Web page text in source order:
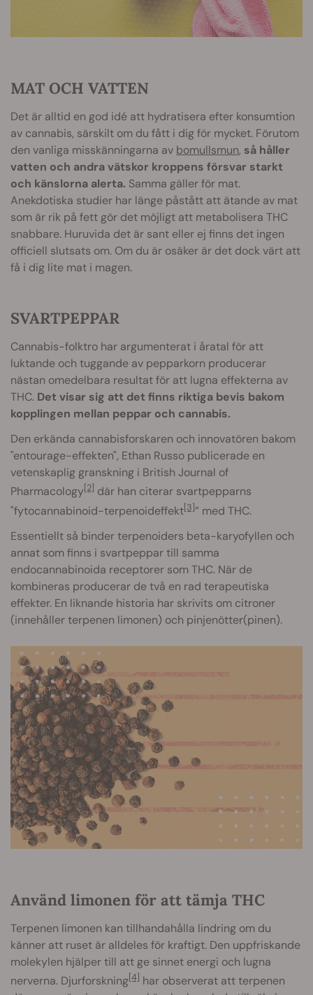
MAT OCH VATTEN
Det är alltid en god idé att hydratisera efter konsumtion
av cannabis, särskilt om du fått i dig för mycket. Förutom
den vanliga misskänningarna av bomullsmun, så håller
vatten och andra vätskor kroppens försvar starkt
och känslorna alerta. Samma gäller för mat.
Anekdotiska studier har länge påstått att ätande av mat
som är rik på fett gör det möjligt att metabolisera THC
snabbare. Huruvida det är sant eller ej finns det ingen
officiell slutsats om. Om du är osäker är det dock värt att
få i dig lite mat i magen.
SVARTPEPPAR
Cannabis-folktro har argumenterat i åratal för att
luktande och tuggande av pepparkorn producerar
nästan omedelbara resultat för att lugna effekterna av
THC. Det visar sig att det finns riktiga bevis bakom
kopplingen mellan peppar och cannabis.
Den erkända cannabisforskaren och innovatören bakom
"entourage-effekten", Ethan Russo publicerade en
vetenskaplig granskning i British Journal of
Pharmacology[2] där han citerar svartpepparns
"fytocannabinoid-terpenoideffekt[3]” med THC.
Essentiellt så binder terpenoiders beta-karyofyllen och
annat som finns i svartpeppar till samma
endocannabinoida receptorer som THC. När de
kombineras producerar de två en rad terapeutiska
effekter. En liknande historia har skrivits om citroner
(innehåller terpenen limonen) och pinjenötter(pinen).
Använd limonen för att tämja THC
Terpenen limonen kan tillhandahålla lindring om du
känner att ruset är alldeles för kraftigt. Den uppfriskande
molekylen hjälper till att ge sinnet energi och lugna
nerverna. Djurforskning[4] har observerat att terpenen